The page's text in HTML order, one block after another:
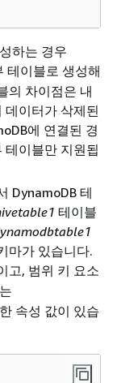
하는 경우
테이블로 생성해
의 차이점은 내
데이터가 삭제된
에 연결된 경
테이블만 지원됩
DynamoDB 테
테이블
마가 있습니다.
고, 범위 키 요소
속성 값이 있습